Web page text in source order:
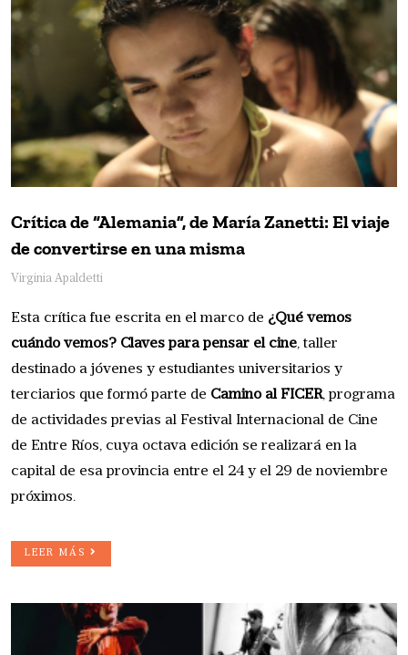
Crítica de “Alemania”, de María Zanetti: El viaje
de convertirse en una misma
Virginia Apaldetti
Esta crítica fue escrita en el marco de ¿Qué vemos
cuándo vemos? Claves para pensar el cine, taller
destinado a jóvenes y estudiantes universitarios y
terciarios que formó parte de Camino al FICER, programa
de actividades previas al Festival Internacional de Cine
de Entre Ríos, cuya octava edición se realizará en la
capital de esa provincia entre el 24 y el 29 de noviembre
próximos.
LEER MÁS